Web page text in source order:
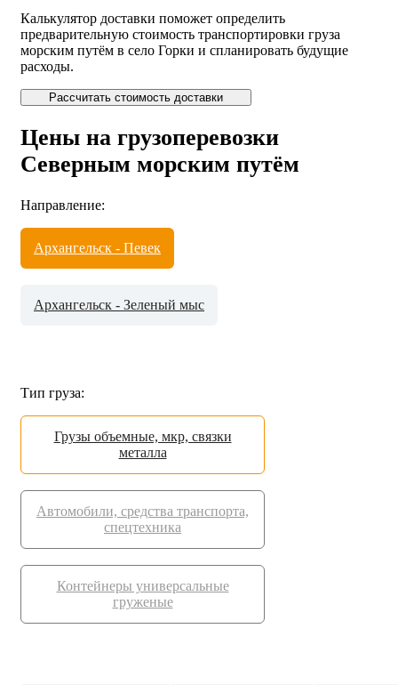
Калькулятор доставки поможет определить
предварительную стоимость транспортировки груза
морским путём в село Горки и спланировать будущие
расходы.
Рассчитать стоимость доставки
Цены на грузоперевозки
Северным морским путём
Направление:
Архангельск - Певек
Архангельск - Зеленый мыс
Тип груза:
Грузы объемные, мкр, связки
металла
Автомобили, средства транспорта,
спецтехника
Контейнеры универсальные
груженые